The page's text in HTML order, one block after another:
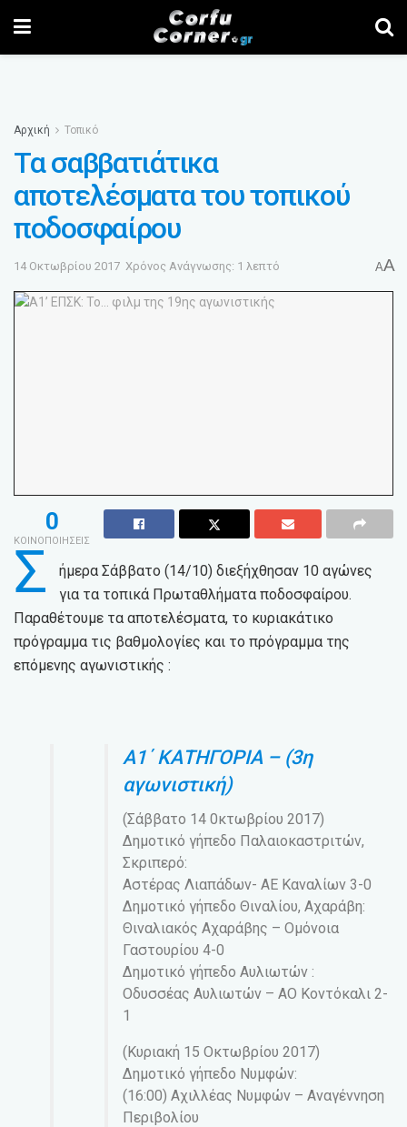
Αρχική Τοπικό
Τα σαββατιάτικα
αποτελέσματα του τοπικού
ποδοσφαίρου
14 Οκτωβρίου 2017 Χρόνος Ανάγνωσης: 1 λεπτό AA
0
ΚΟΙΝΟΠΟΙΗΣΕΙΣ
Σ
ήμερα Σάββατο (14/10) διεξήχθησαν 10 αγώνες
για τα τοπικά Πρωταθλήματα ποδοσφαίρου.
Παραθέτουμε τα αποτελέσματα, το κυριακάτικο
πρόγραμμα τις βαθμολογίες και το πρόγραμμα της
επόμενης αγωνιστικής :
Α1΄ ΚΑΤΗΓΟΡΙΑ – (3η
αγωνιστική)
(Σάββατο 14 0κτωβρίου 2017)
Δημοτικό γήπεδο Παλαιοκαστριτών,
Σκριπερό:
Αστέρας Λιαπάδων- ΑΕ Καναλίων 3-0
Δημοτικό γήπεδο Θιναλίου, Αχαράβη:
Θιναλιακός Αχαράβης – Ομόνοια
Γαστουρίου 4-0
Δημοτικό γήπεδο Αυλιωτών :
Οδυσσέας Αυλιωτών – ΑΟ Κοντόκαλι 2-
1
(Κυριακή 15 Οκτωβρίου 2017)
Δημοτικό γήπεδο Νυμφών:
(16:00) Αχιλλέας Νυμφών – Αναγέννηση
Περιβολίου